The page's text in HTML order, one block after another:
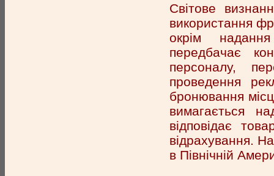
Світове
використання
окрім
передбачає
персоналу,
проведення
бронювання
вимагається
відповідає
відрахування.
в Північній